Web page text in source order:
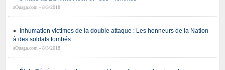
aOuaga.com - 8/3/2018
Inhumation victimes de la double attaque : Les honneurs de la Nation
à des soldats tombés
aOuaga.com - 8/3/2018